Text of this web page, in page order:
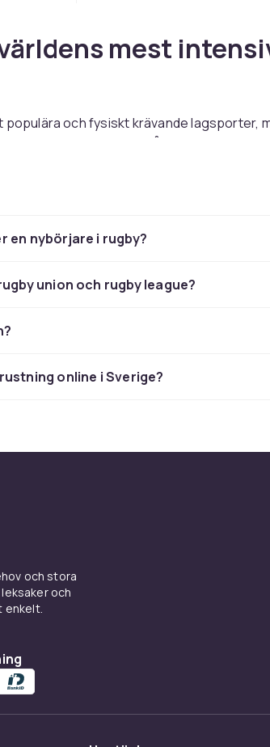
mest
populära och fysiskt krävande lagsporter,
och en global följarbas på hundratals
vinner. Rugby spelas i flera varianter –
lag, rugby league med 13 spelare, och den
och allt fler klubbar välkomnar nya
komma till sin rätt, och utanför planen
mycket av rugbyns anda.
vår rugby-avdelning
och hitta rätt utrustning
på
och vuxna.
för rugby
och ungdomar
och ungdomar som vill prova på
en nybörjare i rugby?
union och rugby league?
online i Sverige?
och stora
och
enkelt.